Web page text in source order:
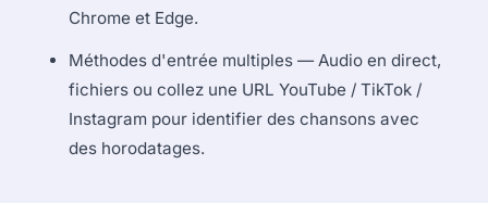
Chrome et Edge.
Méthodes d'entrée multiples — Audio en direct,
fichiers ou collez une URL YouTube / TikTok /
Instagram pour identifier des chansons avec
des horodatages.